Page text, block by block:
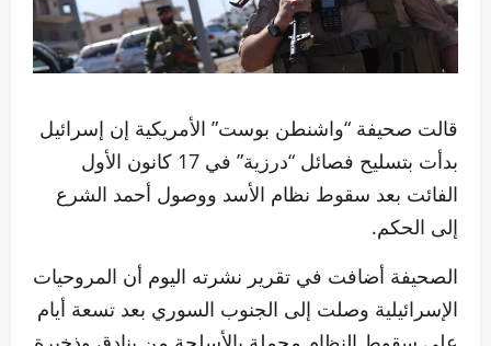
قالت صحيفة “واشنطن بوست” الأمريكية إن إسرائيل
بدأت بتسليح فصائل “درزية” في 17 كانون الأول
الفائت بعد سقوط نظام الأسد ووصول أحمد الشرع
إلى الحكم.
الصحيفة أضافت في تقرير نشرته اليوم أن المروحيات
الإسرائيلية وصلت إلى الجنوب السوري بعد تسعة أيام